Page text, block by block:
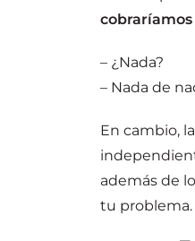
– ¿Nada?
– Nada de
En cambio,
además de
tu problema.